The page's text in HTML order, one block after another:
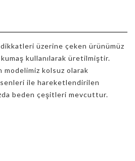
dikkatleri üzerine çeken ürünümüz
kullanılarak üretilmiştir.
modelimiz kolsuz olarak
ile hareketlendirilen
beden çeşitleri mevcuttur.